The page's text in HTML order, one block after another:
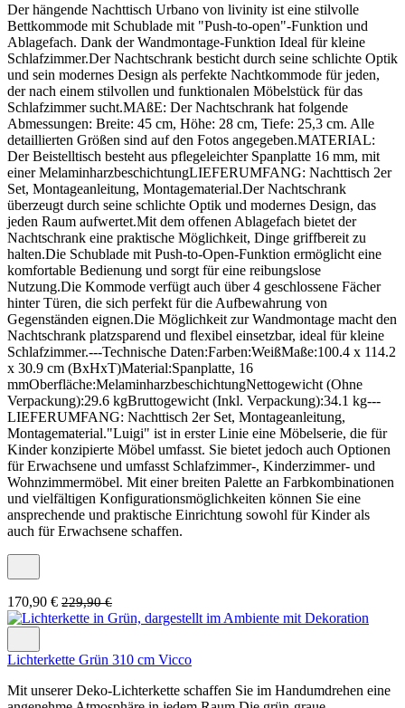
Der hängende Nachttisch Urbano von livinity ist eine stilvolle
Bettkommode mit Schublade mit "Push-to-open"-Funktion und
Ablagefach. Dank der Wandmontage-Funktion Ideal für kleine
Schlafzimmer.Der Nachtschrank besticht durch seine schlichte Optik
und sein modernes Design als perfekte Nachtkommode für jeden,
der nach einem stilvollen und funktionalen Möbelstück für das
Schlafzimmer sucht.MAßE: Der Nachtschrank hat folgende
Abmessungen: Breite: 45 cm, Höhe: 28 cm, Tiefe: 25,3 cm. Alle
detaillierten Größen sind auf den Fotos angegeben.MATERIAL:
Der Beistelltisch besteht aus pflegeleichter Spanplatte 16 mm, mit
einer MelaminharzbeschichtungLIEFERUMFANG: Nachttisch 2er
Set, Montageanleitung, Montagematerial.Der Nachtschrank
überzeugt durch seine schlichte Optik und modernes Design, das
jeden Raum aufwertet.Mit dem offenen Ablagefach bietet der
Nachtschrank eine praktische Möglichkeit, Dinge griffbereit zu
halten.Die Schublade mit Push-to-Open-Funktion ermöglicht eine
komfortable Bedienung und sorgt für eine reibungslose
Nutzung.Die Kommode verfügt auch über 4 geschlossene Fächer
hinter Türen, die sich perfekt für die Aufbewahrung von
Gegenständen eignen.Die Möglichkeit zur Wandmontage macht den
Nachtschrank platzsparend und flexibel einsetzbar, ideal für kleine
Schlafzimmer.---Technische Daten:Farben:WeißMaße:100.4 x 114.2
x 30.9 cm (BxHxT)Material:Spanplatte, 16
mmOberfläche:MelaminharzbeschichtungNettogewicht (Ohne
Verpackung):29.6 kgBruttogewicht (Inkl. Verpackung):34.1 kg---
LIEFERUMFANG: Nachttisch 2er Set, Montageanleitung,
Montagematerial."Luigi" ist in erster Linie eine Möbelserie, die für
Kinder konzipierte Möbel umfasst. Sie bietet jedoch auch Optionen
für Erwachsene und umfasst Schlafzimmer-, Kinderzimmer- und
Wohnzimmermöbel. Mit einer breiten Palette an Farbkombinationen
und vielfältigen Konfigurationsmöglichkeiten können Sie eine
ansprechende und praktische Einrichtung sowohl für Kinder als
auch für Erwachsene schaffen.
170,90 € 229,90 €
Lichterkette Grün 310 cm Vicco
Mit unserer Deko-Lichterkette schaffen Sie im Handumdrehen eine